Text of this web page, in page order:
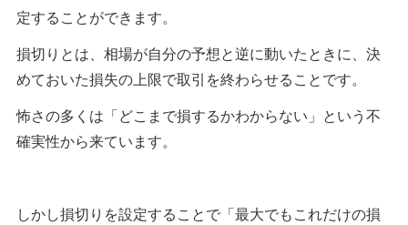
定することができます。
損切りとは、相場が自分の予想と逆に動いたときに、決
めておいた損失の上限で取引を終わらせることです。
怖さの多くは「どこまで損するかわからない」という不
確実性から来ています。
しかし損切りを設定することで「最大でもこれだけの損